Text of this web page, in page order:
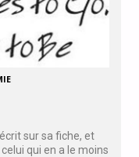
sur sa fiche, et
qui en a le moins